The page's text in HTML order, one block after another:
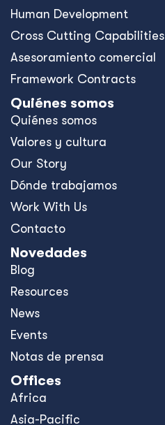
Human Development
Cross Cutting Capabilities
Asesoramiento comercial
Framework Contracts
Quiénes somos
Quiénes somos
Valores y cultura
Our Story
Dónde trabajamos
Work With Us
Contacto
Novedades
Blog
Resources
News
Events
Notas de prensa
Offices
Africa
Asia-Pacific